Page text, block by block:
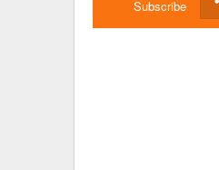
Subscribe